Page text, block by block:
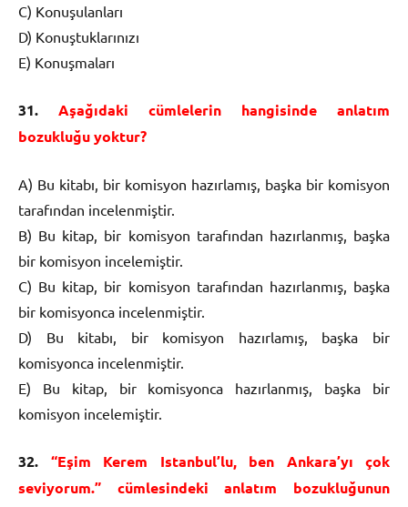
C) Konuşulanları
D) Konuştuklarınızı
E) Konuşmaları
31. Aşağıdaki cümlelerin hangisinde anlatım
bozukluğu yoktur?
A) Bu kitabı, bir komisyon hazırlamış, başka bir komisyon
tarafından incelenmiştir.
B) Bu kitap, bir komisyon tarafından hazırlanmış, başka
bir komisyon incelemiştir.
C) Bu kitap, bir komisyon tarafından hazırlanmış, başka
bir komisyonca incelenmiştir.
D) Bu kitabı, bir komisyon hazırlamış, başka bir
komisyonca incelenmiştir.
E) Bu kitap, bir komisyonca hazırlanmış, başka bir
komisyon incelemiştir.
32. “Eşim Kerem Istanbul’lu, ben Ankara’yı çok
seviyorum.” cümlesindeki anlatım bozukluğunun